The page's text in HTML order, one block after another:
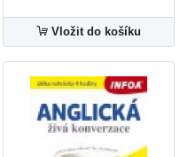
Vložit do košíku